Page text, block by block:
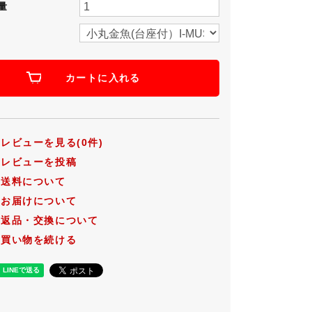
カートに入れる
レビューを見る(0件)
レビューを投稿
送料について
お届けについて
返品・交換について
買い物を続ける